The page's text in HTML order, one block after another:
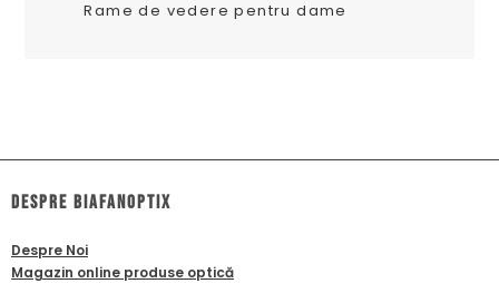
Rame de vedere pentru dame
dESPRE biafanoptix
Despre Noi
Magazin online produse optică